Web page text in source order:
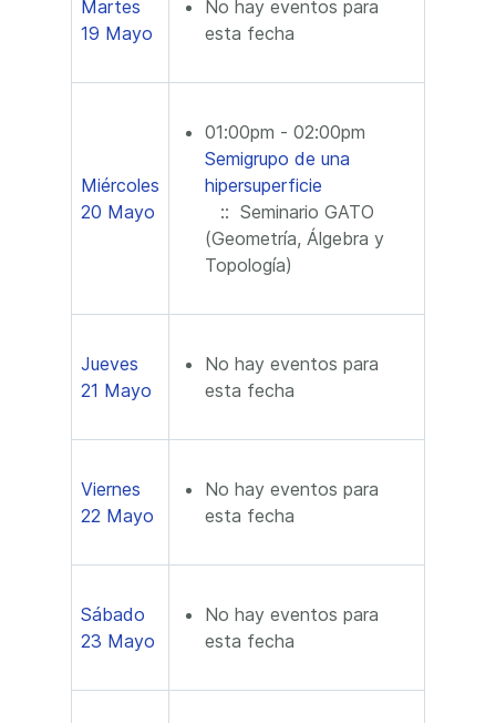
Martes
19 Mayo
No hay eventos para
esta fecha
Miércoles
20 Mayo
01:00pm - 02:00pm
Semigrupo de una
hipersuperficie
:: Seminario GATO
(Geometría, Álgebra y
Topología)
Jueves
21 Mayo
No hay eventos para
esta fecha
Viernes
22 Mayo
No hay eventos para
esta fecha
Sábado
23 Mayo
No hay eventos para
esta fecha